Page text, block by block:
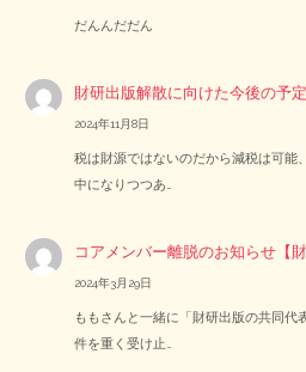
だんんだだん
財研出版解散に向けた今後の予定
2024年11月8日
税は財源ではないのだから減税は可能
中になりつつあ…
コアメンバー離脱のお知らせ【財
2024年3月29日
ももさんと一緒に「財研出版の共同
件を重く受け止…